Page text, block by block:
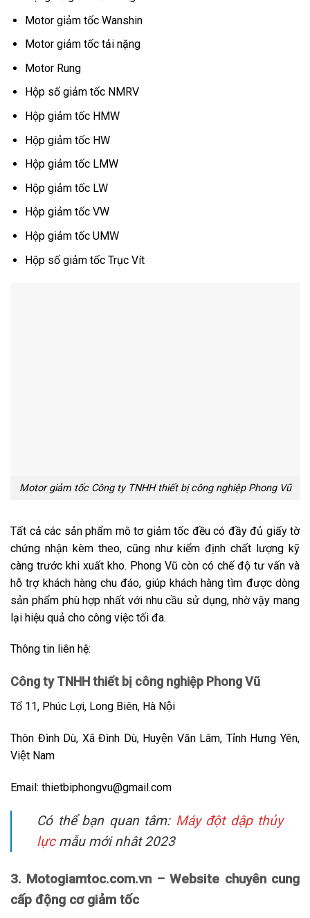
Motor giảm tốc Wanshin
Motor giảm tốc tải nặng
Motor Rung
Hộp số giảm tốc NMRV
Hộp giảm tốc HMW
Hộp giảm tốc HW
Hộp giảm tốc LMW
Hộp giảm tốc LW
Hộp giảm tốc VW
Hộp giảm tốc UMW
Hộp số giảm tốc Trục Vít
Motor giảm tốc Công ty TNHH thiết bị công nghiệp Phong Vũ
Tất cả các sản phẩm mô tơ giảm tốc đều có đầy đủ giấy tờ
chứng nhận kèm theo, cũng như kiểm định chất lượng kỹ
càng trước khi xuất kho. Phong Vũ còn có chế độ tư vấn và
hỗ trợ khách hàng chu đáo, giúp khách hàng tìm được dòng
sản phẩm phù hợp nhất với nhu cầu sử dụng, nhờ vậy mang
lại hiệu quả cho công việc tối đa.
Thông tin liên hệ:
Công ty TNHH thiết bị công nghiệp Phong Vũ
Tổ 11, Phúc Lợi, Long Biên, Hà Nội
Thôn Đình Dù, Xã Đình Dù, Huyện Văn Lâm, Tỉnh Hưng Yên,
Việt Nam
Email: thietbiphongvu@gmail.com
Có thể bạn quan tâm: Máy đột dập thủy
lựcmẫu mới nhât 2023
3. Motogiamtoc.com.vn – Website chuyên cung
cấp động cơ giảm tốc